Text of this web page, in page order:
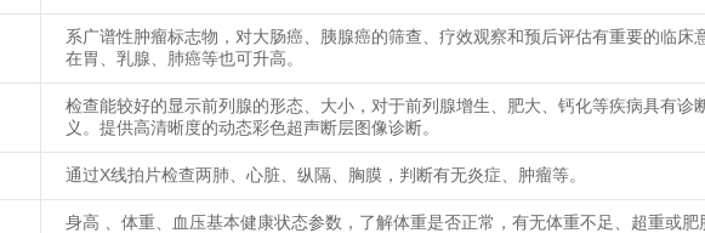
系广谱性肿瘤标志物，对大肠癌、胰腺癌的筛查、疗效观察和预后评估有重要的临床
在胃、乳腺、肺癌等也可升高。
检查能较好的显示前列腺的形态、大小，对于前列腺增生、肥大、钙化等疾病具有诊
义。提供高清晰度的动态彩色超声断层图像诊断。
通过X线拍片检查两肺、心脏、纵隔、胸膜，判断有无炎症、肿瘤等。
身高 、体重、血压基本健康状态参数，了解体重是否正常，有无体重不足、超重或肥